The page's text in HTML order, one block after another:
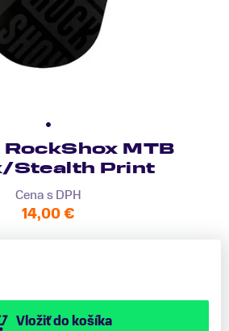
MTB
Stealth Print
Cena s DPH
14,00 €
Vložiť do košíka